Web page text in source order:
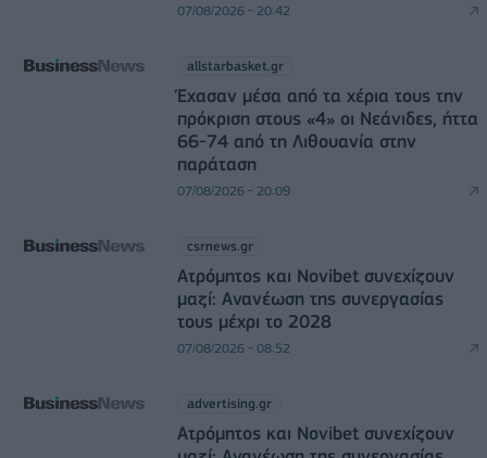
07/08/2026 - 20:42
allstarbasket.gr
Έχασαν μέσα από τα χέρια τους την
πρόκριση στους «4» οι Νεάνιδες, ήττα
66-74 από τη Λιθουανία στην
παράταση
07/08/2026 - 20:09
csrnews.gr
Ατρόμητος και Novibet συνεχίζουν
μαζί: Ανανέωση της συνεργασίας
τους μέχρι το 2028
07/08/2026 - 08:52
advertising.gr
Ατρόμητος και Novibet συνεχίζουν